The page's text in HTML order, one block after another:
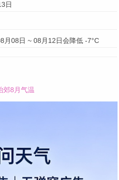
日
月08日 ~ 08月12日会降低 -7°C
郊8月气温